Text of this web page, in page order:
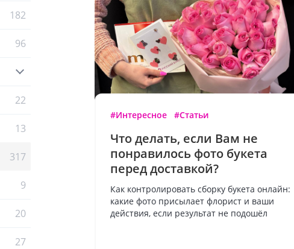
182
96
22
13
317
9
20
27
#Интересное #Статьи
Что делать, если Вам не
понравилось фото букета
перед доставкой?
Как контролировать сборку букета онлайн:
какие фото присылает флорист и ваши
действия, если результат не подошёл